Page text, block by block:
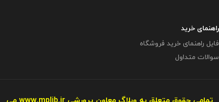
راهنمای خرید
فایل راهنمای خرید فروشگاه
سوالات متداول